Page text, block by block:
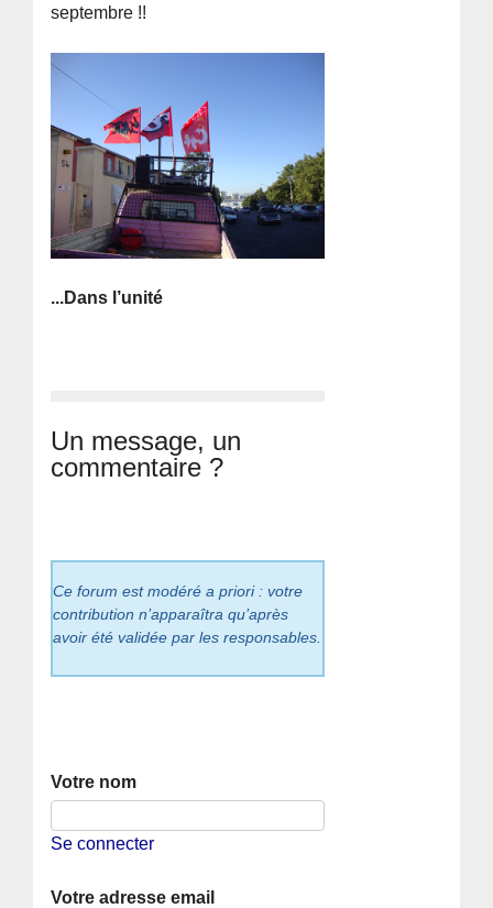
septembre !!
...Dans l’unité
Un message, un
commentaire ?
Ce forum est modéré a priori : votre
contribution n’apparaîtra qu’après
avoir été validée par les responsables.
Votre nom
Se connecter
Votre adresse email